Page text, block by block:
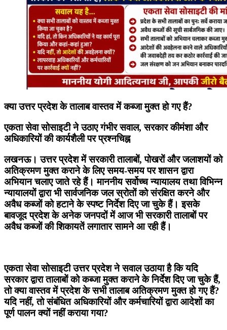
क्या उत्तर प्रदेश के तालाब वास्तव में कब्जा मुक्त हो गए हैं?
एकता सेवा सोसाइटी ने उठाए गंभीर सवाल, सरकार कीमंशा और
अधिकारियों की कार्यशैली पर प्रश्नचिह्न
लखनऊ। उत्तर प्रदेश में सरकारी तालाबों, पोखरों और जलाशयों को
अतिक्रमण मुक्त कराने के लिए समय-समय पर शासन द्वारा
अभियान चलाए जाते रहे हैं। माननीय सर्वोच्च न्यायालय तथा विभिन्न
न्यायालयों द्वारा भी सार्वजनिक जल स्रोतों को संरक्षित करने और
अवैध कब्जों को हटाने के स्पष्ट निर्देश दिए जा चुके हैं। इसके
बावजूद प्रदेश के अनेक जनपदों में आज भी सरकारी तालाबों पर
अवैध कब्जों की शिकायतें लगातार सामने आ रही हैं।
एकता सेवा सोसाइटी उत्तर प्रदेश ने सवाल उठाया है कि यदि
सरकार द्वारा तालाबों को कब्जा मुक्त कराने के निर्देश दिए जा चुके हैं,
तो क्या वास्तव में प्रदेश के सभी तालाब अतिक्रमण मुक्त हो गए हैं?
यदि नहीं, तो संबंधित अधिकारियों और कर्मचारियों द्वारा आदेशों का
पूर्ण पालन क्यों नहीं कराया गया?